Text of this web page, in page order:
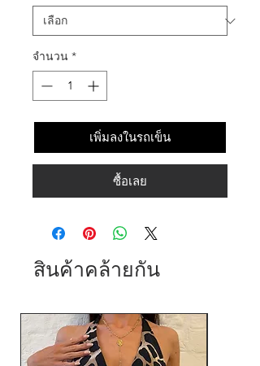
จำนวน *
เพิ่มลงในรถเข็น
ซื้อเลย
สินค้าคล้ายกัน